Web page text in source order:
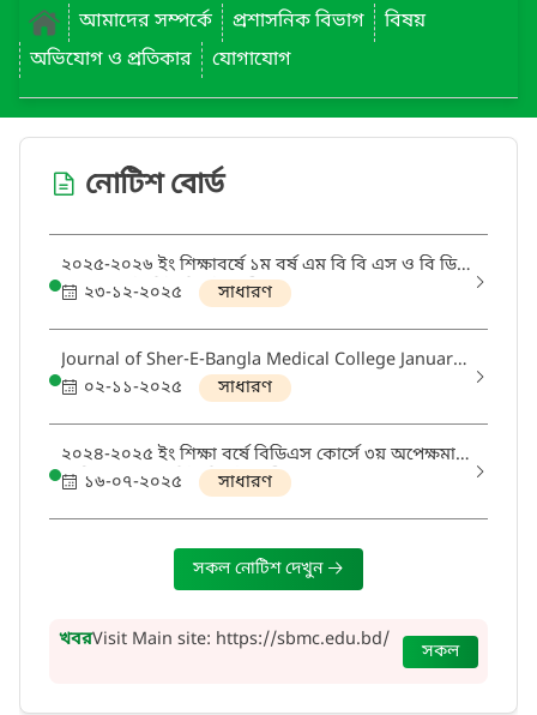
আমাদের সম্পর্কে
প্রশাসনিক বিভাগ
বিষয়
অভিযোগ ও প্রতিকার
যোগাযোগ
নোটিশ বোর্ড
২০২৫-২০২৬ ইং শিক্ষাবর্ষে ১ম বর্ষ এম বি বি এস ও বি ডি
এস কোর্সে ভর্তির নির্দেশাবলী
২৩-১২-২০২৫ সাধারণ
Journal of Sher-E-Bangla Medical College January
- June 2025; Volume 2 Issue 1
০২-১১-২০২৫ সাধারণ
২০২৪-২০২৫ ইং শিক্ষা বর্ষে বিডিএস কোর্সে ৩য় অপেক্ষমান
তালিকা থেকে ভর্তির নির্দেশাবলী
১৬-০৭-২০২৫ সাধারণ
সকল নোটিশ দেখুন
খবরVisit Main site: https://sbmc.edu.bd/ সকল